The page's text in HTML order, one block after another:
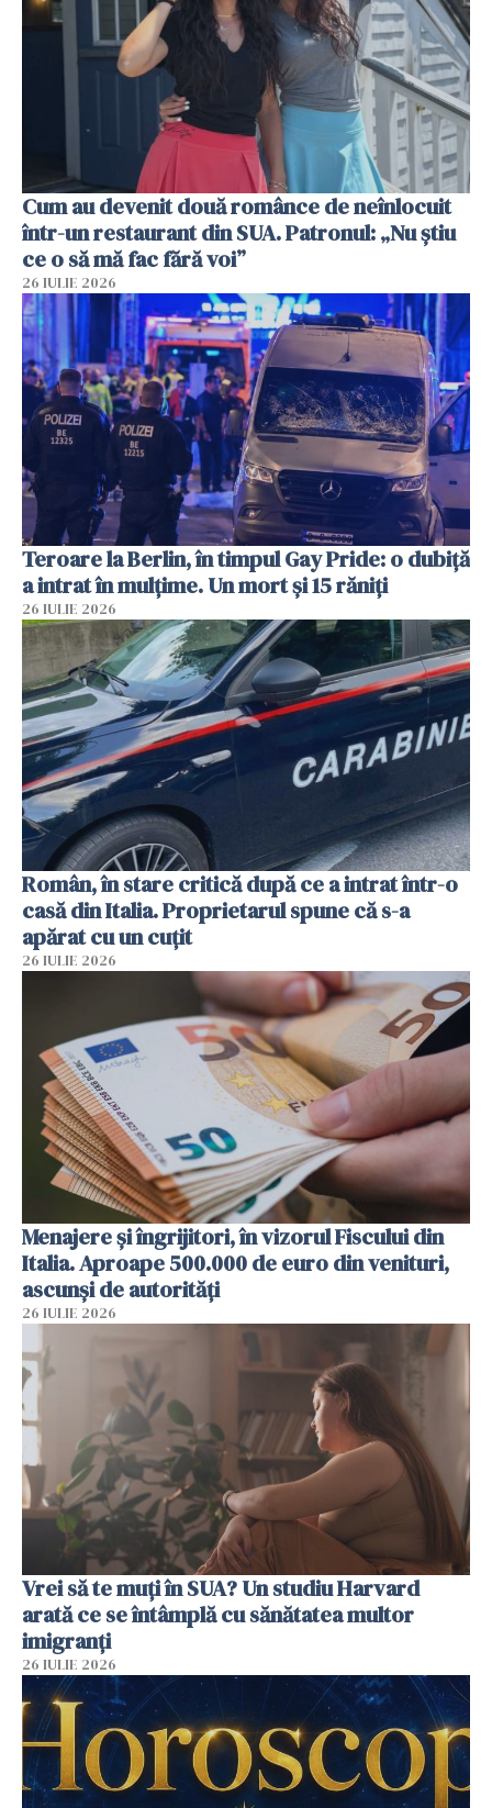
Cum au devenit două românce de neînlocuit
într-un restaurant din SUA. Patronul: „Nu știu
ce o să mă fac fără voi”
26 IULIE 2026
Teroare la Berlin, în timpul Gay Pride: o dubiță
a intrat în mulțime. Un mort și 15 răniți
26 IULIE 2026
Român, în stare critică după ce a intrat într-o
casă din Italia. Proprietarul spune că s-a
apărat cu un cuțit
26 IULIE 2026
Menajere și îngrijitori, în vizorul Fiscului din
Italia. Aproape 500.000 de euro din venituri,
ascunși de autorități
26 IULIE 2026
Vrei să te muți în SUA? Un studiu Harvard
arată ce se întâmplă cu sănătatea multor
imigranți
26 IULIE 2026